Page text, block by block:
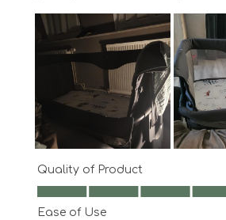
Quality of Product
Quality of Product, 5.0 out of 5
Ease of Use